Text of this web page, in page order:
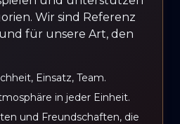
Wir sind Referenz
für unsere Art, den
Einsatz, Team.
in jeder Einheit.
und Freundschaften, die